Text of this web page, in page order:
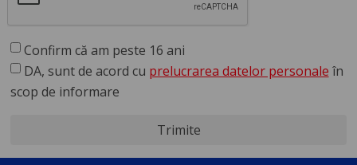
Confirm că am peste 16 ani
DA, sunt de acord cu prelucrarea datelor personale în
scop de informare
Trimite